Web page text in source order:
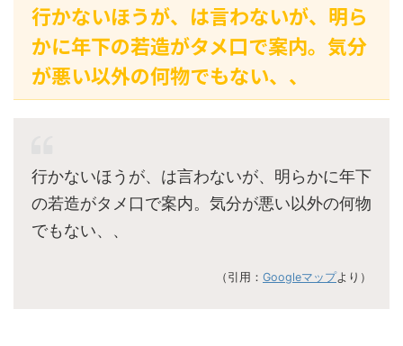
行かないほうが、は言わないが、明ら
かに年下の若造がタメ口で案内。気分
が悪い以外の何物でもない、、
行かないほうが、は言わないが、明らかに年下
の若造がタメ口で案内。気分が悪い以外の何物
でもない、、
（引用： Googleマップより）